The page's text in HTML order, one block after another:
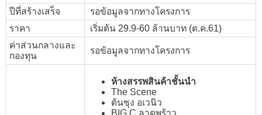
ปีที่สร้างเสร็จ
รอข้อมูลจากทางโครงการ
ราคา
เริ่มต้น 29.9-60 ล้านบาท (ต.ค.61)
ค่าส่วนกลางและ
กองทุน
รอข้อมูลจากทางโครงการ
ห้างสรรพสินค้าชั้นนำ
The Scene
ต้นซุง อเวนิว